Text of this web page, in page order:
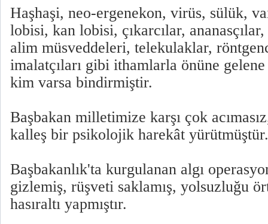
Haşhaşi, neo-ergenekon, virüs, sülük,
lobisi, kan lobisi, çıkarcılar,
alim müsveddeleri, telekulaklar,
imalatçıları gibi ithamlarla önüne gelene
kim varsa bindirmiştir.
Başbakan milletimize karşı çok
kalleş bir psikolojik harekât yürütmüştür.
Başbakanlık'ta kurgulanan algı
gizlemiş, rüşveti saklamış, yolsuzluğu
hasıraltı yapmıştır.